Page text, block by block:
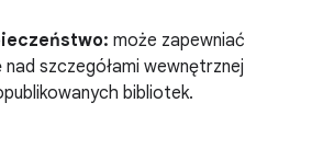
może zapewniać
szczegółami wewnętrznej
bibliotek.